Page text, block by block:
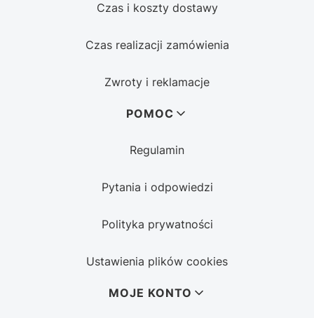
Czas i koszty dostawy
Czas realizacji zamówienia
Zwroty i reklamacje
POMOC
Regulamin
Pytania i odpowiedzi
Polityka prywatności
Ustawienia plików cookies
MOJE KONTO